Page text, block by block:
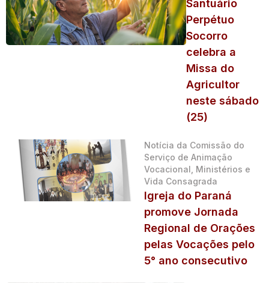
Santuário
Perpétuo
Socorro
celebra a
Missa do
Agricultor
neste sábado
(25)
Notícia da Comissão do
Serviço de Animação
Vocacional, Ministérios e
Vida Consagrada
Igreja do Paraná
promove Jornada
Regional de Orações
pelas Vocações pelo
5° ano consecutivo